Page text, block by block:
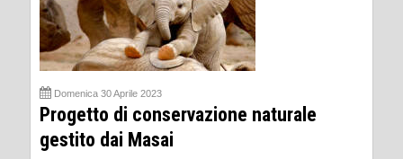
Domenica 30 Aprile 2023
Progetto di conservazione naturale
gestito dai Masai